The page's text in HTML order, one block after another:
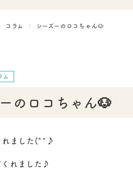
コラム シーズーのロコちゃん🐶
ム
のロコちゃん🐶
れました(^^♪
れました♪